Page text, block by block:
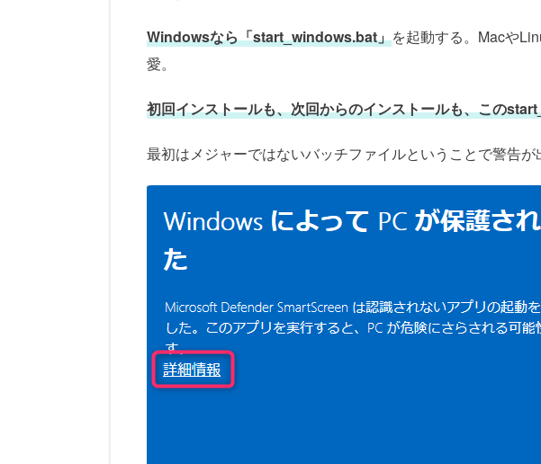
Windowsなら「start_windows.bat」を起動する。Macや
愛。
初回インストールも、次回からのインストールも、この
最初はメジャーではないバッチファイルということで警告が